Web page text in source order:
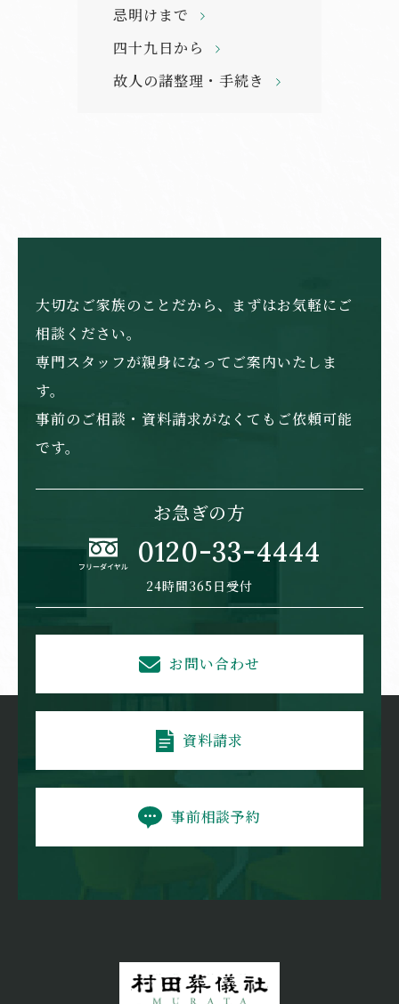
忌明けまで
四十九日から
故人の諸整理・手続き
大切なご家族のことだから、まずはお気軽にご
相談ください。
専門スタッフが親身になってご案内いたしま
す。
事前のご相談・資料請求がなくてもご依頼可能
です。
お急ぎの方
0120-33-4444
24時間365日受付
お問い合わせ
資料請求
事前相談予約